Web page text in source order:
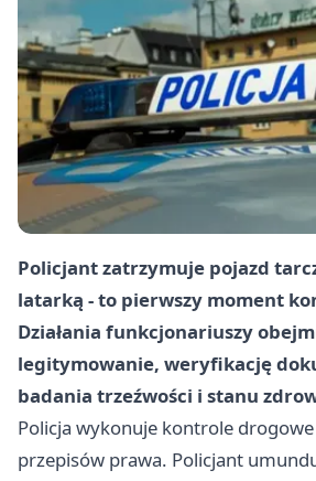
Policjant zatrzymuje pojazd
latarką - to pierwszy moment
Działania funkcjonariuszy
legitymowanie, weryfikację
badania trzeźwości i stanu
Policja wykonuje kontrole
przepisów prawa. Policjant